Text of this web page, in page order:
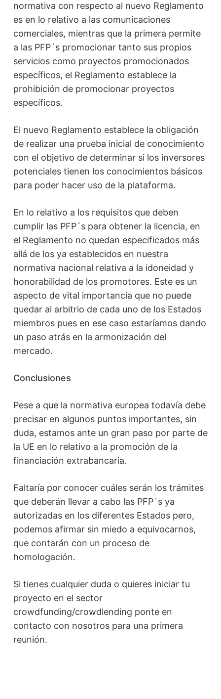
normativa con respecto al nuevo Reglamento
es en lo relativo a las comunicaciones
comerciales, mientras que la primera permite
a las PFP´s promocionar tanto sus propios
servicios como proyectos promocionados
específicos, el Reglamento establece la
prohibición de promocionar proyectos
específicos.
El nuevo Reglamento establece la obligación
de realizar una prueba inicial de conocimiento
con el objetivo de determinar si los inversores
potenciales tienen los conocimientos básicos
para poder hacer uso de la plataforma.
En lo relativo a los requisitos que deben
cumplir las PFP´s para obtener la licencia, en
el Reglamento no quedan especificados más
allá de los ya establecidos en nuestra
normativa nacional relativa a la idoneidad y
honorabilidad de los promotores. Este es un
aspecto de vital importancia que no puede
quedar al arbitrio de cada uno de los Estados
miembros pues en ese caso estaríamos dando
un paso atrás en la armonización del
mercado.
Conclusiones
Pese a que la normativa europea todavía debe
precisar en algunos puntos importantes, sin
duda, estamos ante un gran paso por parte de
la UE en lo relativo a la promoción de la
financiación extrabancaria.
Faltaría por conocer cuáles serán los trámites
que deberán llevar a cabo las PFP´s ya
autorizadas en los diferentes Estados pero,
podemos afirmar sin miedo a equivocarnos,
que contarán con un proceso de
homologación.
Si tienes cualquier duda o quieres iniciar tu
proyecto en el sector
crowdfunding/crowdlending ponte en
contacto con nosotros para una primera
reunión.